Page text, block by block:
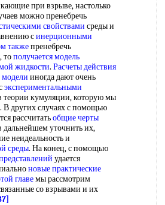
при взрыве, настолько
можно пренебречь
свойствами среды и
синерционными
такжепренебречь
, тополучается модель
жидкости. Расчеты действия
модели иногда дают очень
экспериментальными
теории кумуляции, которую мы
В других случаях с помощью
рассчитатьобщие черты
дальнейшем уточнить их,
неидеальность и
среды. На конец, с помощью
удается
новые практические
главемы рассмотрим
со взрывами и их